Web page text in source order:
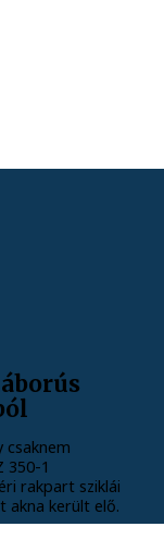
csaknem
350-1
rakpart sziklái
akna került elő.